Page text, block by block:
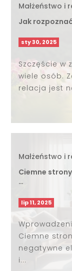
Małżeństwo i
Jak
sty 30, 2025
Szczęście w
wiele osób.
relacja jest
Małżeństwo i
Ciemne
…
lip 11, 2025
Ciemne
negatywne
i...